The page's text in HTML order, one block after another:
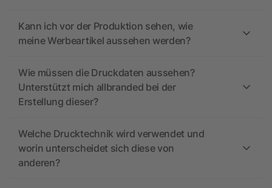
Kann ich vor der Produktion sehen, wie
meine Werbeartikel aussehen werden?
Wie müssen die Druckdaten aussehen?
Unterstützt mich allbranded bei der
Erstellung dieser?
Welche Drucktechnik wird verwendet und
worin unterscheidet sich diese von
anderen?